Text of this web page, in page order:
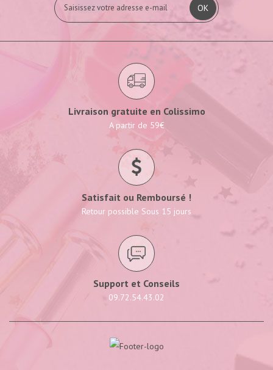
OK
Livraison gratuite en Colissimo
A partir de 59€
Satisfait ou Remboursé !
Retour possible Sous 15 jours
Support et Conseils
09.72.54.43.02